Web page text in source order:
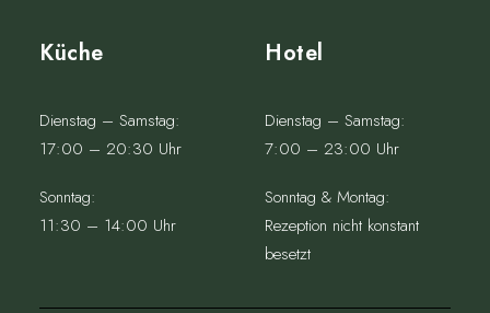
Küche
Dienstag – Samstag:
17:00 – 20:30 Uhr
Sonntag:
11:30 – 14:00 Uhr
Hotel
Dienstag – Samstag:
7:00 – 23:00 Uhr
Sonntag & Montag:
Rezeption nicht konstant
besetzt